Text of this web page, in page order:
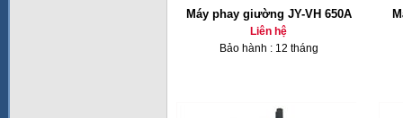
Máy phay giường JY-VH 650A
Liên hệ
Bảo hành : 12 tháng